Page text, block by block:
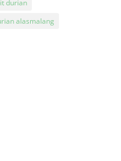
durian
alasmalang